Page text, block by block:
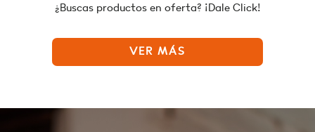
¿Buscas productos en oferta? ¡Dale Click!
VER MÁS